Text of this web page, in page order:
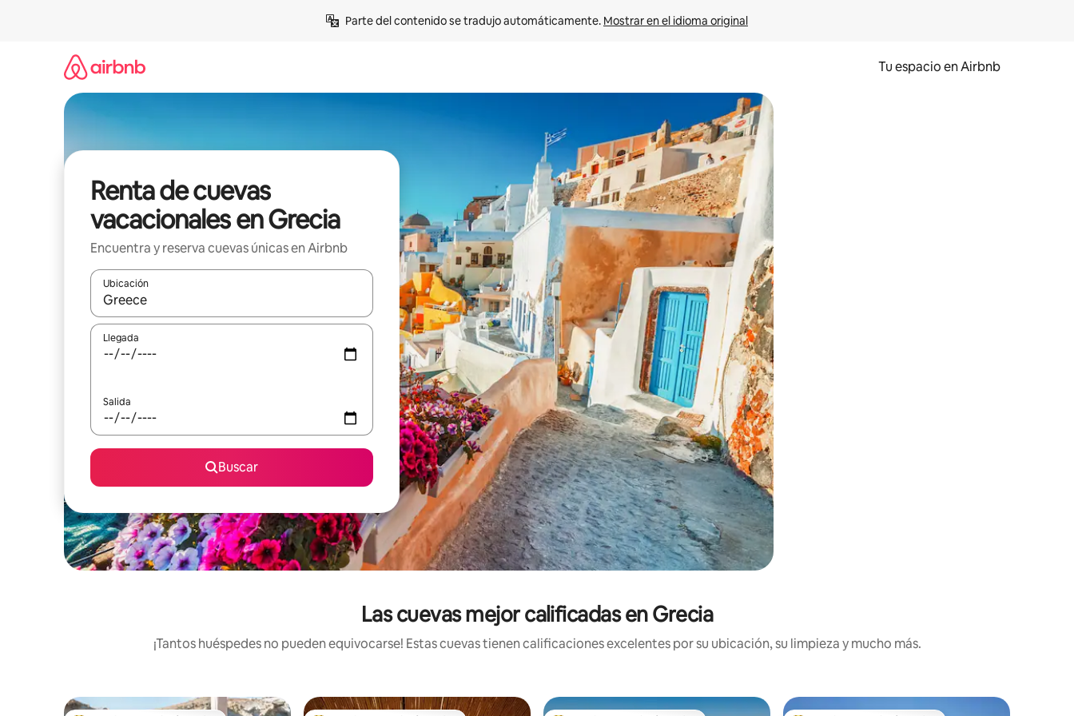
Parte del contenido se tradujo automáticamente. Mostrar en el idioma original
Tu espacio en Airbnb
Renta de cuevas
vacacionales en Grecia
Encuentra y reserva cuevas únicas en Airbnb
Ubicación
Cuando los resultados estén disponibles, podrás navegar usando las teclas de las flechas hacia arriba y hacia abajo, o bien tocando y deslizando la pantalla.
Llegada
Salida
Buscar
Las cuevas mejor calificadas en Grecia
¡Tantos huéspedes no pueden equivocarse! Estas cuevas tienen calificaciones excelentes por su ubicación, su limpieza y mucho más.